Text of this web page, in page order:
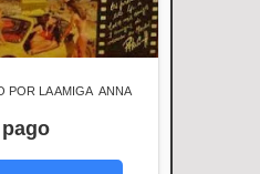
POR LA AMIGA ANNA